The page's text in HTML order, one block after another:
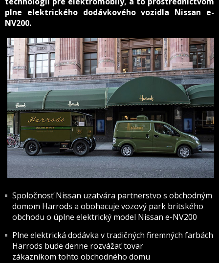
plne elektrického dodávkového vozidla Nissan e-
NV200.
Spoločnosť Nissan uzatvára partnerstvo s obchodným
domom Harrods a obohacuje vozový park britského
obchodu o úplne elektrický model Nissan e-NV200
Plne elektrická dodávka v tradičných firemných farbách
Harrods bude denne rozvážať tovar
zákazníkom tohto obchodného domu